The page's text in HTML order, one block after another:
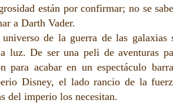
están por confirmar; no se
a Darth Vader.
de la guerra de las galaxias
luz. De ser una peli de aventuras
para acabar en un espectáculo
Disney, el lado rancio de la
del imperio los necesitan.